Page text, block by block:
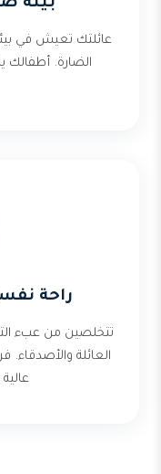
بيئة
عائلتك تعيش في بيئة
الضارة. أطفالك
راحة
تتخلصين من عبء
العائلة